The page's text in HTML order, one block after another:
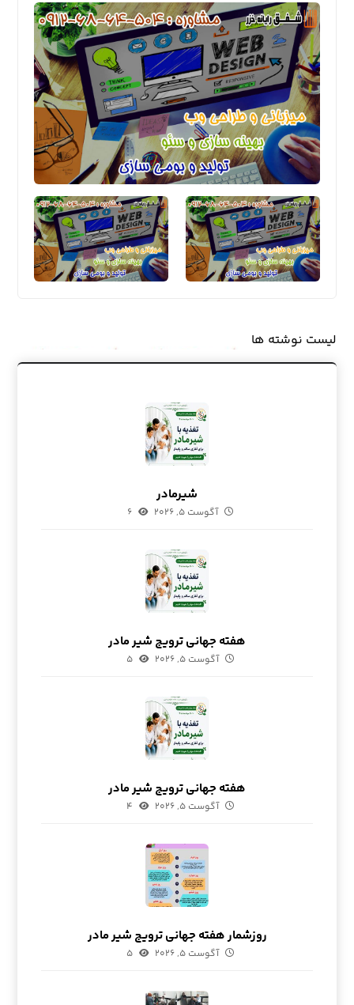
لیست نوشته ها
شیرمادر
آگوست ۵, ۲۰۲۶ ۶
هفته جهانی ترویج شیر مادر
آگوست ۵, ۲۰۲۶ ۵
هفته جهانی ترویج شیر مادر
آگوست ۵, ۲۰۲۶ ۴
روزشمار هفته جهانی ترویج شیر مادر
آگوست ۵, ۲۰۲۶ ۵